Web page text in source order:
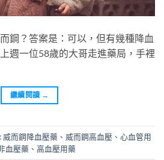
鋼？答案是：可以，但有幾種降血
週一位58歲的大哥走進藥局，手裡
繼續閱讀 →
威而鋼降血壓藥 、 威而鋼高血壓 、 心血管用
血壓藥 、 高血壓用藥